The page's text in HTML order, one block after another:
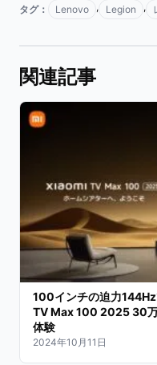
タグ： Lenovo , Legion ,
関連記事
100インチの迫力144Hz
TV Max 100 2025 30
体験
2024年10月11日